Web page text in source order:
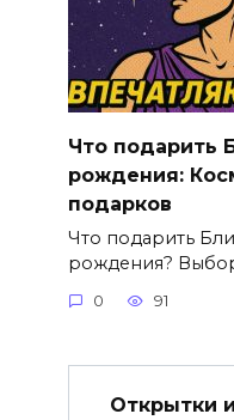
Что подарить
рождения:
подарков
Что подарить
рождения?
0 91
Открытки